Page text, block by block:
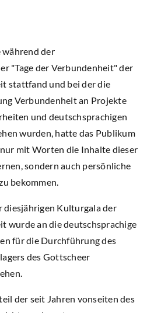
während der
"Tage der Verbundenheit" der
stattfand und bei der die
Verbundenheit an Projekte
und deutschsprachigen
wurden, hatte das Publikum
mit Worten die Inhalte dieser
sondern auch persönliche
bekommen.
diesjährigen Kulturgala der
wurde an die deutschsprachige
für die Durchführung des
des Gottscheer
der seit Jahren vonseiten des